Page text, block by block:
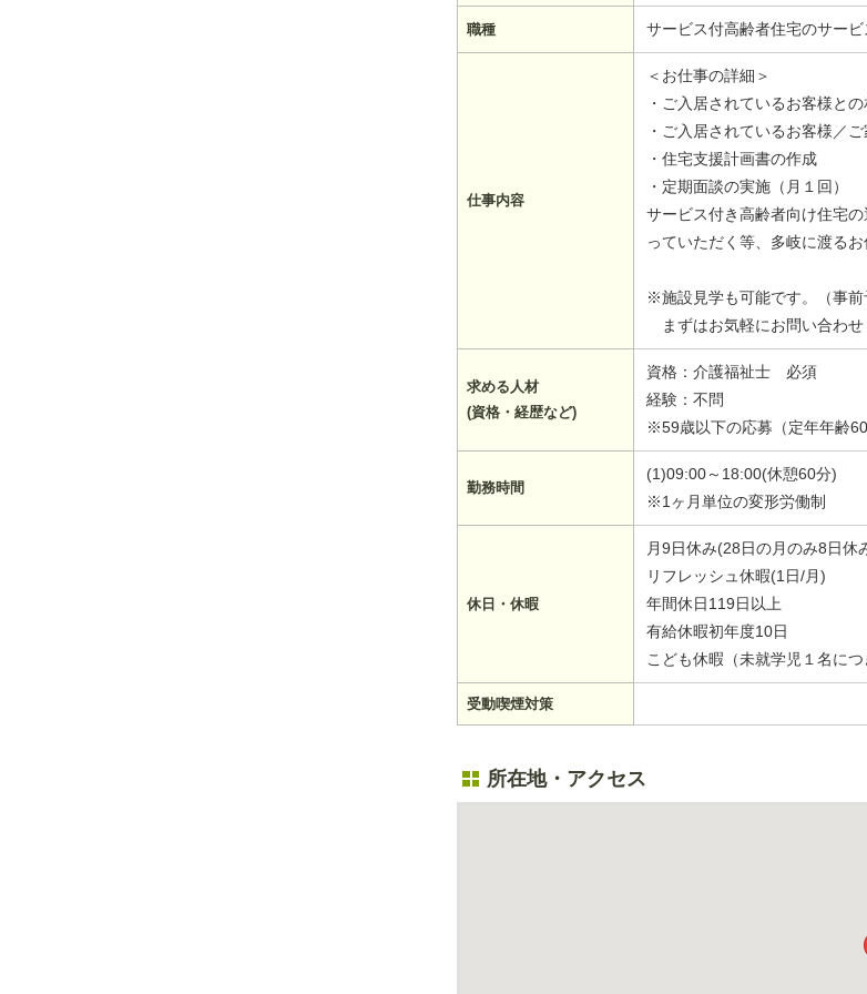
職種 サービス付高齢者住宅のサー
仕事内容
＜お仕事の詳細＞
・ご入居されているお客様と
・ご入居されているお客様／
・住宅支援計画書の作成
・定期面談の実施（月１回）
サービス付き高齢者向け住宅
っていただく等、多岐に渡るお
※施設見学も可能です。（事前
まずはお気軽にお問い合わせ
求める人材
(資格・経歴など)
資格：介護福祉士 必須
経験：不問
※59歳以下の応募（定年年齢60
勤務時間
(1)09:00～18:00(休憩60分)
※1ヶ月単位の変形労働制
休日・休暇
月9日休み(28日の月のみ8日休
リフレッシュ休暇(1日/月)
年間休日119日以上
有給休暇初年度10日
こども休暇（未就学児１名につ
受動喫煙対策
所在地・アクセス